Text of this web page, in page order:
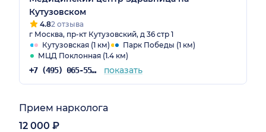
Кутузовском
4.82 отзыва
г Москва, пр-кт Кутузовский, д 36 стр 1
Кутузовская (1 км)
Парк Победы (1 км)
МЦД Поклонная (1.4 км)
+7 (495) 065-55-07 показать
Прием нарколога
12 000 ₽